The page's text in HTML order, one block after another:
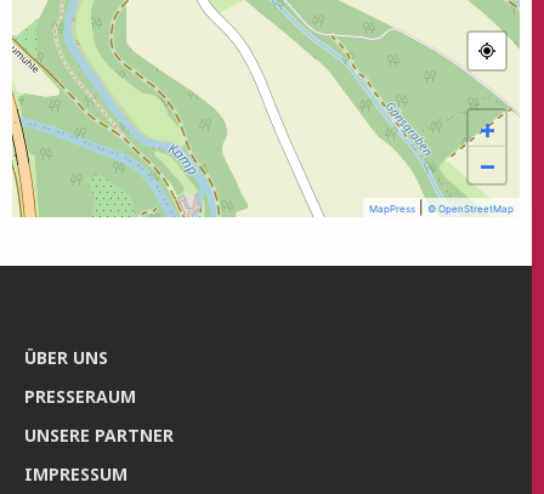
+
−
MapPress © OpenStreetMap
ÜBER UNS
PRES­SE­RAUM
UNSE­RE PARTNER
IMPRES­SUM